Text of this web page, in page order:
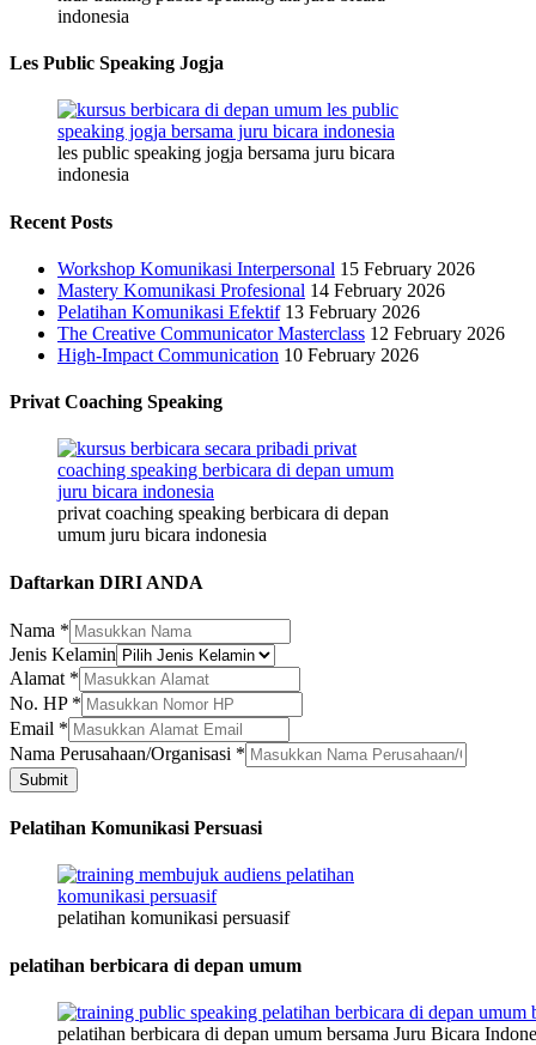
indonesia
Les Public Speaking Jogja
les public speaking jogja bersama juru bicara
indonesia
Recent Posts
Workshop Komunikasi Interpersonal 15 February 2026
Mastery Komunikasi Profesional 14 February 2026
Pelatihan Komunikasi Efektif 13 February 2026
The Creative Communicator Masterclass 12 February 2026
High-Impact Communication 10 February 2026
Privat Coaching Speaking
privat coaching speaking berbicara di depan
umum juru bicara indonesia
Daftarkan DIRI ANDA
Nama *
Jenis Kelamin
Kelamin
Jenis
Nama
Alamat *
No. HP *
Email *
Nama Perusahaan/Organisasi *
Submit
Pelatihan Komunikasi Persuasi
pelatihan komunikasi persuasif
pelatihan berbicara di depan umum
pelatihan berbicara di depan umum bersama Juru Bicara